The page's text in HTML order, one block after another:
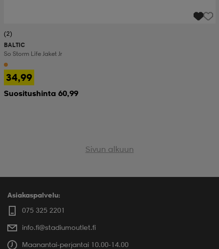
(2)
BALTIC
So Storm Life Jaket Jr
34,99
Suositushinta 60,99
Sivun alkuun
Asiakaspalvelu:
075 325 2201
info.fi@stadiumoutlet.fi
Maanantai-perjantai 10.00-14.00